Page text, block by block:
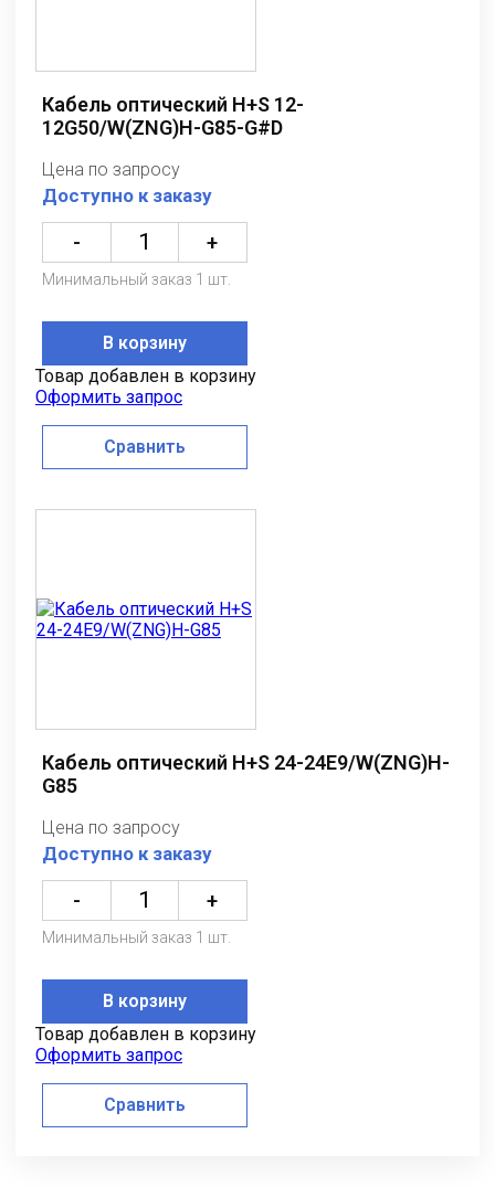
Кабель оптический H+S 12-
12G50/W(ZNG)H-G85-G#D
Цена по запросу
Доступно к заказу
- +
Минимальный заказ 1 шт.
В корзину
Товар добавлен в корзину
Оформить запрос
Сравнить
Кабель оптический H+S 24-24E9/W(ZNG)H-
G85
Цена по запросу
Доступно к заказу
- +
Минимальный заказ 1 шт.
В корзину
Товар добавлен в корзину
Оформить запрос
Сравнить